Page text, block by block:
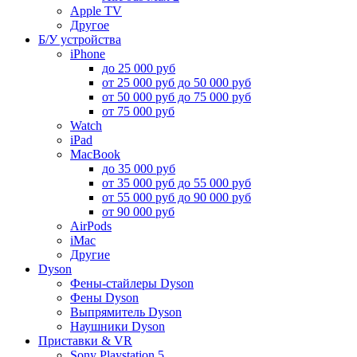
Apple TV
Другое
Б/У устройства
iPhone
до 25 000 руб
от 25 000 руб до 50 000 руб
от 50 000 руб до 75 000 руб
от 75 000 руб
Watch
iPad
MacBook
до 35 000 руб
от 35 000 руб до 55 000 руб
от 55 000 руб до 90 000 руб
от 90 000 руб
AirPods
iMac
Другие
Dyson
Фены-стайлеры Dyson
Фены Dyson
Выпрямитель Dyson
Наушники Dyson
Приставки & VR